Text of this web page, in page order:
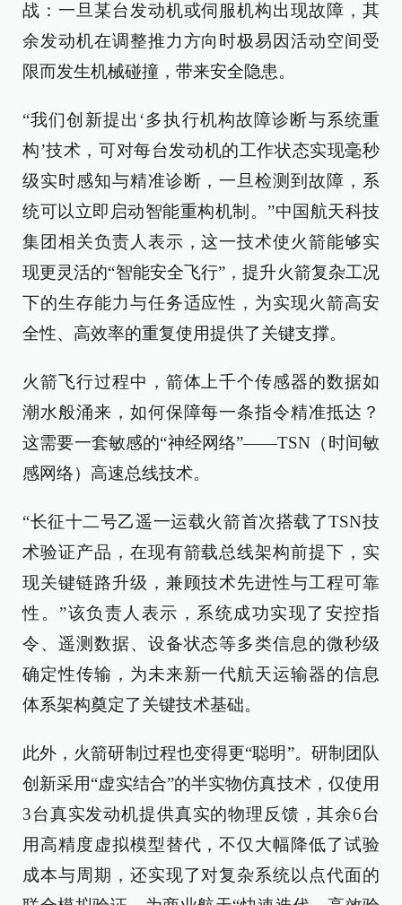
战：一旦某台发动机或伺服机构出现故障，其
余发动机在调整推力方向时极易因活动空间受
限而发生机械碰撞，带来安全隐患。
“我们创新提出‘多执行机构故障诊断与系统重
构’技术，可对每台发动机的工作状态实现毫秒
级实时感知与精准诊断，一旦检测到故障，系
统可以立即启动智能重构机制。”中国航天科技
集团相关负责人表示，这一技术使火箭能够实
现更灵活的“智能安全飞行”，提升火箭复杂工况
下的生存能力与任务适应性，为实现火箭高安
全性、高效率的重复使用提供了关键支撑。
火箭飞行过程中，箭体上千个传感器的数据如
潮水般涌来，如何保障每一条指令精准抵达？
这需要一套敏感的“神经网络”——TSN（时间敏
感网络）高速总线技术。
“长征十二号乙遥一运载火箭首次搭载了TSN技
术验证产品，在现有箭载总线架构前提下，实
现关键链路升级，兼顾技术先进性与工程可靠
性。”该负责人表示，系统成功实现了安控指
令、遥测数据、设备状态等多类信息的微秒级
确定性传输，为未来新一代航天运输器的信息
体系架构奠定了关键技术基础。
此外，火箭研制过程也变得更“聪明”。研制团队
创新采用“虚实结合”的半实物仿真技术，仅使用
3台真实发动机提供真实的物理反馈，其余6台
用高精度虚拟模型替代，不仅大幅降低了试验
成本与周期，还实现了对复杂系统以点代面的